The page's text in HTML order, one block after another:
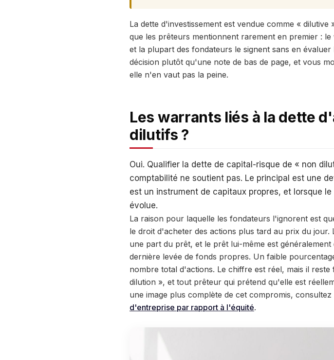
La dette d'investissement est vendue comme «
que les prêteurs mentionnent rarement en premier :
et la plupart des fondateurs le signent sans en
décision plutôt qu'une note de bas de page, et vous
elle n'en vaut pas la peine.
Les warrants liés à la dette
dilutifs ?
Oui. Qualifier la dette de capital-risque de « non
comptabilité ne soutient pas. Le principal est une
est un instrument de capitaux propres, et lorsque
évolue.
La raison pour laquelle les fondateurs l'ignorent est
le droit d'acheter des actions plus tard au prix du
une part du prêt, et le prêt lui-même est
dernière levée de fonds propres. Un faible
nombre total d'actions. Le chiffre est réel, mais il
dilution », et tout prêteur qui prétend qu'elle est
une image plus complète de cet compromis,
d'entreprise par rapport à l'équité.